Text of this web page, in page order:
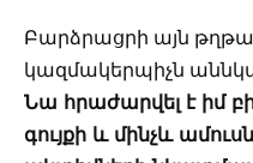
Բարձրացրի այն
կազմակերպիչն
Նա հրաժարվել է իմ
գույքի և մինչև